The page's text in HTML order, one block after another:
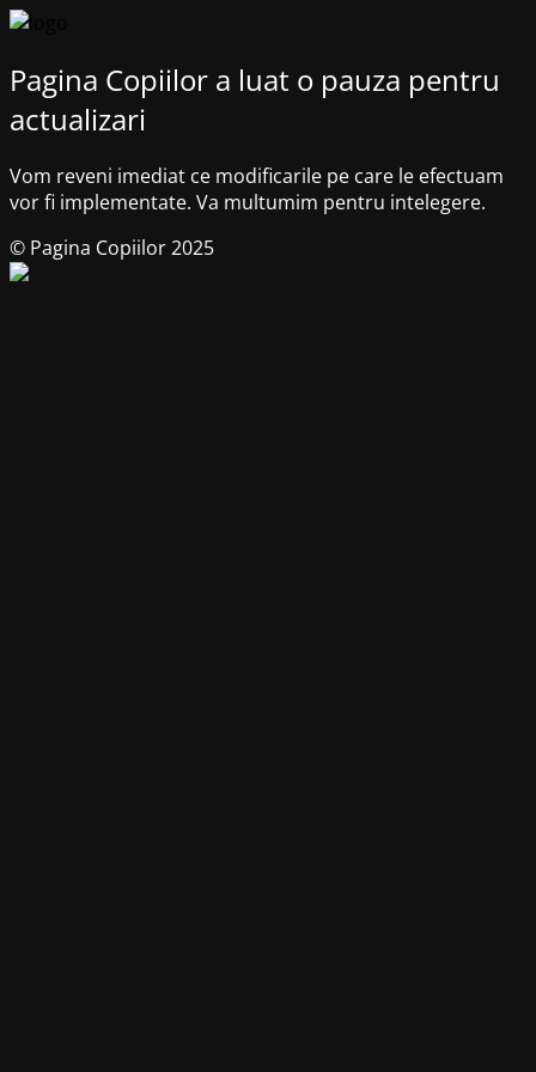
Pagina Copiilor a luat o pauza pentru
actualizari
Vom reveni imediat ce modificarile pe care le efectuam
vor fi implementate. Va multumim pentru intelegere.
© Pagina Copiilor 2025